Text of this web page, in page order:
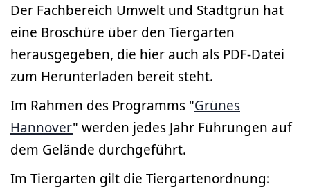
Der Fachbereich Umwelt und Stadtgrün hat
eine Broschüre über den Tiergarten
herausgegeben, die hier auch als PDF-Datei
zum Herunterladen bereit steht.
Im Rahmen des Programms "Grünes
Hannover" werden jedes Jahr Führungen auf
dem Gelände durchgeführt.
Im Tiergarten gilt die Tiergartenordnung: